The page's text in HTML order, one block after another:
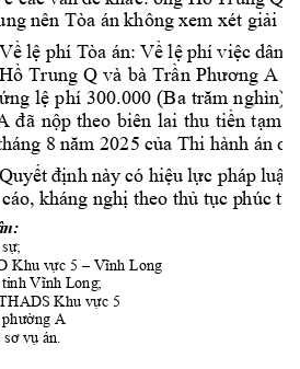
nên Tòa án không xem xét giải
Về lệ phí Tòa án: Về lệ phí việc dân
Hồ Trung Q và bà Trần Phương A
ứng lệ phí 300.000 (Ba trăm nghìn)
đã nộp theo biên lai thu tiền tạm
8 năm 2025 của Thi hành án
Quyết định này có hiệu lực pháp luật
cáo, kháng nghị theo thủ tục phúc
Khu vực 5 – Vĩnh Long
tỉnh Vĩnh Long;
DS Khu vực 5
phường A
vụ án.